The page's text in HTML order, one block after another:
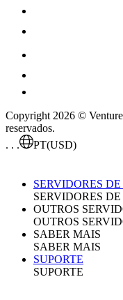
Copyright 2026 ©
reservados.
. . .
PT(USD)
SERVIDORES DE
SERVIDORES DE
OUTROS
OUTROS
SABER MAIS
SABER MAIS
SUPORTE
SUPORTE